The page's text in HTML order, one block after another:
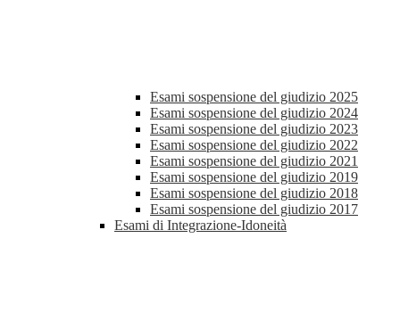
Esami sospensione del giudizio 2025
Esami sospensione del giudizio 2024
Esami sospensione del giudizio 2023
Esami sospensione del giudizio 2022
Esami sospensione del giudizio 2021
Esami sospensione del giudizio 2019
Esami sospensione del giudizio 2018
Esami sospensione del giudizio 2017
Esami di Integrazione-Idoneità